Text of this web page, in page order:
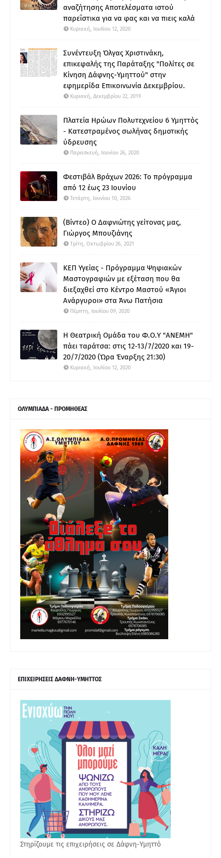
αναζήτησης Αποτελέσματα ιστού
παρεΐστικα για να φας και να πιεις καλά
Κυριακή, Ιουλίου 12, 2020
Συνέντευξη Όλγας Χριστινάκη,
επικεφαλής της Παράταξης "Πολίτες σε
Κίνηση Δάφνης-Υμηττού" στην
εφημερίδα Επικοινωνία Δεκεμβρίου.
Κυριακή, Δεκεμβρίου 22, 2019
Πλατεία Ηρώων Πολυτεχνείου 6 Υμηττός
- Κατεστραμένος σωλήνας δημοτικής
ύδρευσης
Παρασκευή, Ιουνίου 26, 2020
Φεστιβάλ Βράχων 2026: Το πρόγραμμα
από 12 έως 23 Ιουνίου
Τετάρτη, Ιουνίου 10, 2026
(Βίντεο) Ο Δαφνιώτης γείτονας μας,
Γιώργος Μπουζιάνης
Τρίτη, Οκτωβρίου 26, 2021
ΚΕΠ Υγείας - Πρόγραμμα Ψηφιακών
Μαστογραφιών με εξέταση που θα
διεξαχθεί στο Κέντρο Μαστού «Άγιοι
Ανάργυροι» στα Άνω Πατήσια
Πέμπτη, Ιουλίου 09, 2020
Η Θεατρική Ομάδα του Φ.Ο.Υ "ΑΝΕΜΗ"
πάει ταράτσα: στις 12-13/7/2020 και 19-
20/7/2020 (Ώρα Έναρξης 21:30)
Κυριακή, Ιουλίου 12, 2020
ΟΛΥΜΠΙΑΔΑ - ΠΡΟΜΗΘΕΑΣ
ΕΠΙΧΕΙΡΗΣΕΙΣ ΔΑΦΝΗ-ΥΜΗΤΤΟΣ
Στηρίζουμε τις επιχειρήσεις σε Δάφνη-Υμηττό